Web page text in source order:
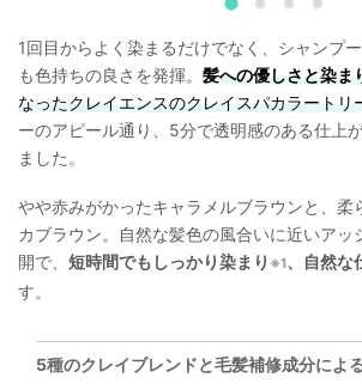
1回目からよく染まるだけでなく、シャンプ
も色持ちの良さを発揮。 髪への優しさと染ま
なったクレイエンスのクレイスパカラートリ
ーのアピール通り、5分で透明感のある仕上
ました。
やや赤みがかったキャラメルブラウンと、柔
カブラウン。自然な髪色の風合いに近いアッ
開で、 短時間でもしっかり染まり ※1、自然な
す。
5種のクレイブレンドと毛髪補修成分によ